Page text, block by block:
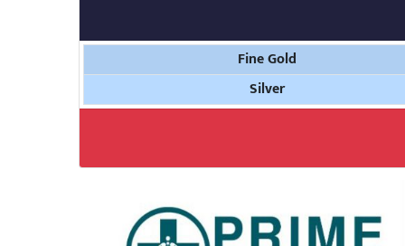
Fine Gold
Silver